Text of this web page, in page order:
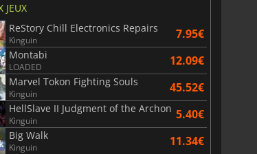
6.77
3 Lies Of P
JEUX
ReStory Chill Electronics Repairs
Kinguin 7.95€
Montabi
LOADED 12.09€
Marvel Tokon Fighting Souls
Kinguin 45.52€
HellSlave II Judgment of the Archon
Kinguin 5.40€
Big Walk
Kinguin 11.34€